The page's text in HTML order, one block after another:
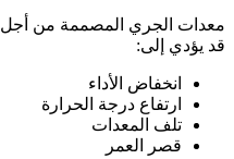
معدات الجري المصممة من أجل
قد يؤدي إلى:
انخفاض الأداء
ارتفاع درجة الحرارة
تلف المعدات
قصر العمر